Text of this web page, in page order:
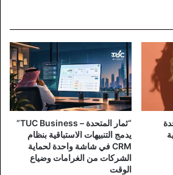
“ثمار المتحدة – TUC Business”
يدمج التنبيهات الاستباقية بنظام
CRM في شاشة واحدة لحماية
الشركات من الغرامات وضياع
الوقت